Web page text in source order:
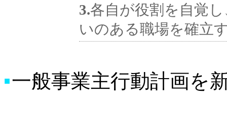
3.各自が役割を自覚
いのある職場を確立
■ 一般事業主行動計画を